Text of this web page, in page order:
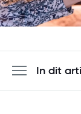
In dit